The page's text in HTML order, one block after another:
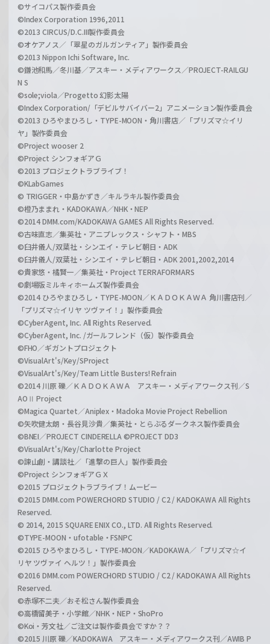
©サイコパス製作委員会
©Index Corporation 1996,2011
©2013 CIRCUS/D.C.III製作委員会
©オケアノス／「翠星のガルガンティア」製作委員会
©2013 Nippon Ichi Software, Inc.
©鎌池和馬／冬川基／アスキー・メディアワークス／PROJECT-RAILGU
N S
©sole;viola／Progetto 幻影太陽
©Index Corporation/「デビルサバイバー2」アニメーション製作委員会
©2013 ひろやまひろし・TYPE-MOON・角川書店／「プリズマ☆イリ
ヤ」製作委員会
©Project wooser 2
©Project シンフォギアＧ
©2013 プロジェクトラブライブ！
©KLabGames
© TRIGGER・中島かずき／キルラキル製作委員会
©橙乃ままれ・KADOKAWA／NHK・NEP
©2014 DMM.com/KADOKAWA GAMES All Rights Reserved.
©古味直志／集英社・アニプレックス・シャフト・MBS
©臼井儀人/双葉社・シンエイ・テレビ朝日・ADK
©臼井儀人/双葉社・シンエイ・テレビ朝日・ADK 2001,2002,2014
©貴家悠・橘賢一／集英社・Project TERRAFORMARS
©劇場版ミルキィホームズ製作委員会
©2014 ひろやまひろし・TYPE-MOON／ＫＡＤＯＫＡＷＡ 角川書店刊／
「プリズマ☆イリヤ ツヴァイ！」製作委員会
©CyberAgent, Inc. All Rights Reserved.
©CyberAgent, Inc. /ガールフレンド（仮）製作委員会
©FHO／ギガントプロジェクト
©VisualArt's/Key/SProject
©VisualArt's/Key/Team Little Busters! Refrain
©2014 川原 礫／ＫＡＤＯＫＡＷＡ アスキー・メディアワークス刊／S
AOⅡ Project
©Magica Quartet／Aniplex・Madoka Movie Project Rebellion
©矢吹健太朗・長谷見沙貴／集英社・とらぶるダークネス製作委員会
©BNEI／PROJECT CINDERELLA ©PROJECT DD3
©VisualArt's/Key/Charlotte Project
©諫山創・講談社／「進撃の巨人」製作委員会
©Project シンフォギアＧＸ
©2015 プロジェクトラブライブ！ムービー
©2015 DMM.com POWERCHORD STUDIO / C2 / KADOKAWA All Rights
Reserved.
© 2014, 2015 SQUARE ENIX CO., LTD. All Rights Reserved.
©TYPE-MOON・ufotable・FSNPC
©2015 ひろやまひろし・TYPE-MOON／KADOKAWA／「プリズマ☆イ
リヤ ツヴァイ ヘルツ！」製作委員会
©2016 DMM.com POWERCHORD STUDIO / C2 / KADOKAWA All Rights
Reserved.
©赤塚不二夫／おそ松さん製作委員会
©高橋留美子・小学館／NHK・NEP・ShoPro
©Koi・芳文社／ご注文は製作委員会ですか？？
©2015 川原 礫／KADOKAWA アスキー・メディアワークス刊／AWIB P